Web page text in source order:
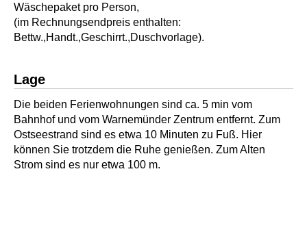
Wäschepaket pro Person,
(im Rechnungsendpreis enthalten:
Bettw.,Handt.,Geschirrt.,Duschvorlage).
Lage
Die beiden Ferienwohnungen sind ca. 5 min vom
Bahnhof und vom Warnemünder Zentrum entfernt. Zum
Ostseestrand sind es etwa 10 Minuten zu Fuß. Hier
können Sie trotzdem die Ruhe genießen. Zum Alten
Strom sind es nur etwa 100 m.